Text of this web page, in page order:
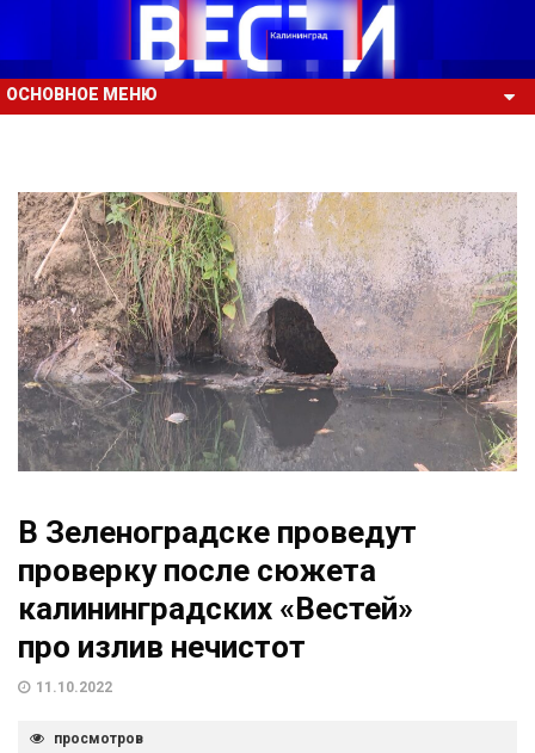
ОСНОВНОЕ МЕНЮ
В Зеленоградске проведут
проверку после сюжета
калининградских «Вестей»
про излив нечистот
11.10.2022
просмотров